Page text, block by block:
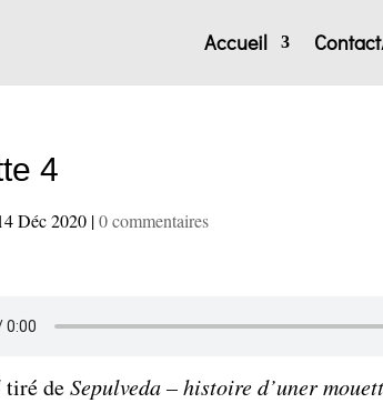
Accueil
4
Déc 2020 |0 commentaires
tiré deSepulveda – histoire d’uner